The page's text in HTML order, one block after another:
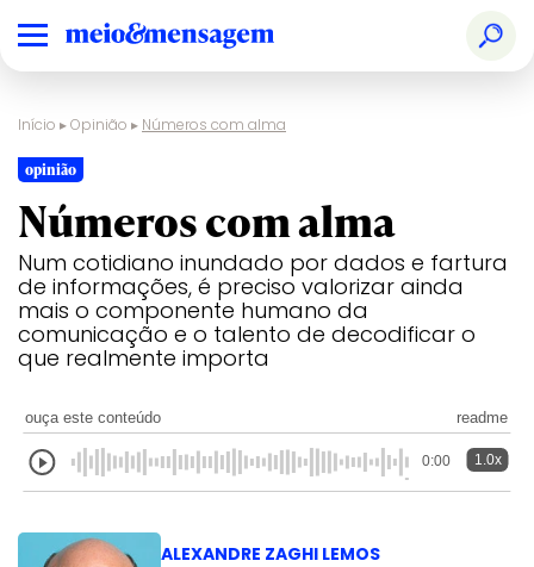
Início ▸Opinião ▸ Números com alma
opinião
Números com alma
Num cotidiano inundado por dados e fartura
de informações, é preciso valorizar ainda
mais o componente humano da
comunicação e o talento de decodificar o
que realmente importa
ouça este conteúdo readme
0:00 1.0x
ALEXANDRE ZAGHI LEMOS